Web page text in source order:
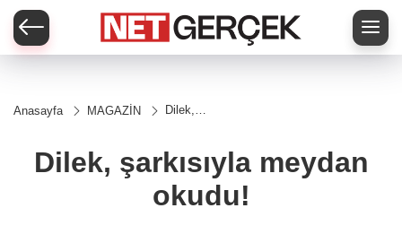
Anasayfa MAGAZİN
Dilek,
okudu!
Dilek, şarkısıyla meydan
okudu!